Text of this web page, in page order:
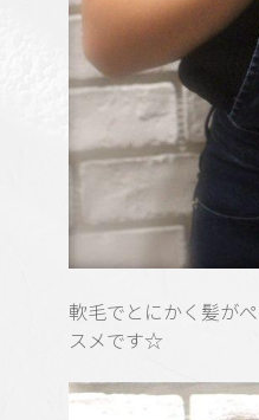
軟毛でとにかく髪が
スメです☆